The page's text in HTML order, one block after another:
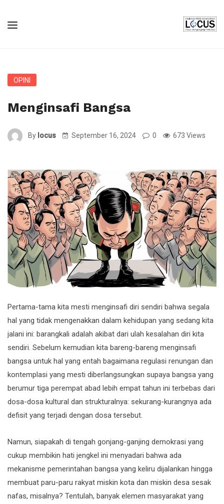
OPINI
Menginsafi Bangsa
By locus September 16, 2024 0 673 Views
Pertama-tama kita mesti menginsafi diri sendiri bahwa segala
hal yang tidak mengenakkan dalam kehidupan yang sedang kita
jalani ini: barangkali adalah akibat dari ulah kesalahan diri kita
sendiri. Sebelum kemudian kita bareng-bareng menginsafi
bangsa untuk hal yang entah bagaimana regulasi renungan dan
kontemplasi yang mesti diberlangsungkan supaya bangsa yang
berumur tiga perempat abad lebih empat tahun ini terbebas dari
dosa-dosa kultural dan strukturalnya: sekurang-kurangnya ada
defisit yang terjadi dengan dosa tersebut.
Namun, siapakah di tengah gonjang-ganjing demokrasi yang
cukup membikin hati jengkel ini menyadari bahwa ada
mekanisme pemerintahan bangsa yang keliru dijalankan hingga
membuat paru-paru rakyat miskin kota dan miskin desa sesak
nafas, misalnya? Tentulah, banyak elemen masyarakat yang